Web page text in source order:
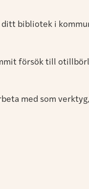
bibliotek i
försök till
med som